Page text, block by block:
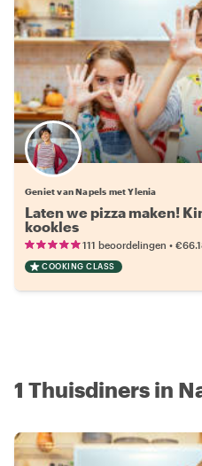
Geniet van Napels met Ylenia
Laten we pizza maken!
kookles
111 beoordelingen •
COOKING CLASS
1 Thuisdiners in